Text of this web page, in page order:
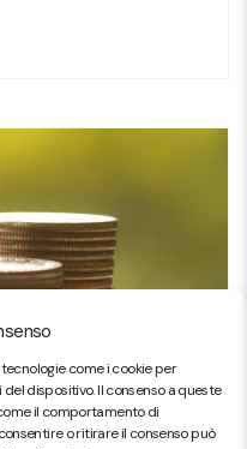
come i cookie per
dispositivo. Il consenso a queste
il comportamento di
o ritirare il consenso può